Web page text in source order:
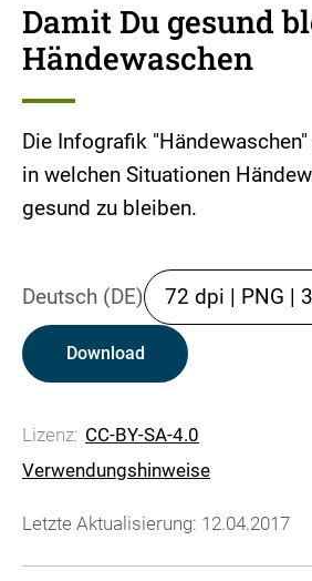
Damit Du gesund
Händewaschen
Die Infografik
in welchen Situationen
gesund zu bleiben.
Deutsch (DE) 72 dpi | PNG |
Download
Lizenz: CC-BY-SA-4.0
Verwendungshinweise
Letzte Aktualisierung: 12.04.2017